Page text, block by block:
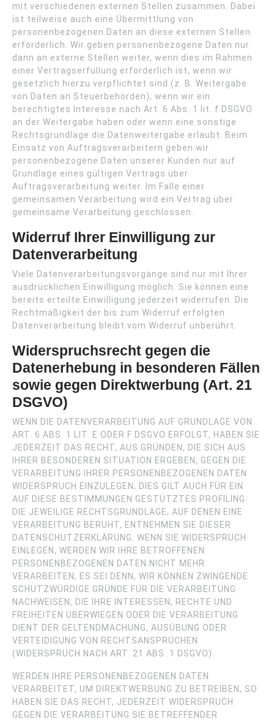
mit verschiedenen externen Stellen zusammen. Dabei
ist teilweise auch eine Übermittlung von
personenbezogenen Daten an diese externen Stellen
erforderlich. Wir geben personenbezogene Daten nur
dann an externe Stellen weiter, wenn dies im Rahmen
einer Vertragserfüllung erforderlich ist, wenn wir
gesetzlich hierzu verpflichtet sind (z. B. Weitergabe
von Daten an Steuerbehörden), wenn wir ein
berechtigtes Interesse nach Art. 6 Abs. 1 lit. f DSGVO
an der Weitergabe haben oder wenn eine sonstige
Rechtsgrundlage die Datenweitergabe erlaubt. Beim
Einsatz von Auftragsverarbeitern geben wir
personenbezogene Daten unserer Kunden nur auf
Grundlage eines gültigen Vertrags über
Auftragsverarbeitung weiter. Im Falle einer
gemeinsamen Verarbeitung wird ein Vertrag über
gemeinsame Verarbeitung geschlossen.
Widerruf Ihrer Einwilligung zur
Datenverarbeitung
Viele Datenverarbeitungsvorgänge sind nur mit Ihrer
ausdrücklichen Einwilligung möglich. Sie können eine
bereits erteilte Einwilligung jederzeit widerrufen. Die
Rechtmäßigkeit der bis zum Widerruf erfolgten
Datenverarbeitung bleibt vom Widerruf unberührt.
Widerspruchsrecht gegen die
Datenerhebung in besonderen Fällen
sowie gegen Direktwerbung (Art. 21
DSGVO)
WENN DIE DATENVERARBEITUNG AUF GRUNDLAGE VON
ART. 6 ABS. 1 LIT. E ODER F DSGVO ERFOLGT, HABEN SIE
JEDERZEIT DAS RECHT, AUS GRÜNDEN, DIE SICH AUS
IHRER BESONDEREN SITUATION ERGEBEN, GEGEN DIE
VERARBEITUNG IHRER PERSONENBEZOGENEN DATEN
WIDERSPRUCH EINZULEGEN; DIES GILT AUCH FÜR EIN
AUF DIESE BESTIMMUNGEN GESTÜTZTES PROFILING.
DIE JEWEILIGE RECHTSGRUNDLAGE, AUF DENEN EINE
VERARBEITUNG BERUHT, ENTNEHMEN SIE DIESER
DATENSCHUTZERKLÄRUNG. WENN SIE WIDERSPRUCH
EINLEGEN, WERDEN WIR IHRE BETROFFENEN
PERSONENBEZOGENEN DATEN NICHT MEHR
VERARBEITEN, ES SEI DENN, WIR KÖNNEN ZWINGENDE
SCHUTZWÜRDIGE GRÜNDE FÜR DIE VERARBEITUNG
NACHWEISEN, DIE IHRE INTERESSEN, RECHTE UND
FREIHEITEN ÜBERWIEGEN ODER DIE VERARBEITUNG
DIENT DER GELTENDMACHUNG, AUSÜBUNG ODER
VERTEIDIGUNG VON RECHTSANSPRÜCHEN
(WIDERSPRUCH NACH ART. 21 ABS. 1 DSGVO).
WERDEN IHRE PERSONENBEZOGENEN DATEN
VERARBEITET, UM DIREKTWERBUNG ZU BETREIBEN, SO
HABEN SIE DAS RECHT, JEDERZEIT WIDERSPRUCH
GEGEN DIE VERARBEITUNG SIE BETREFFENDER